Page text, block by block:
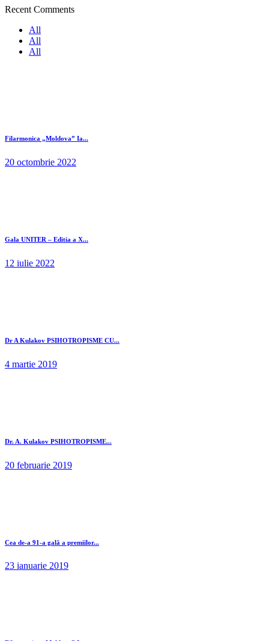
Recent Comments
All
All
All
Filarmonica „Moldova” Ia...
20 octombrie 2022
Gala UNITER – Editia a X...
12 iulie 2022
Dr A Kulakov PSIHOTROPISME CU...
4 martie 2019
Dr. A. Kulakov PSIHOTROPISME...
20 februarie 2019
Cea de-a 91-a gală a premiilor...
23 ianuarie 2019